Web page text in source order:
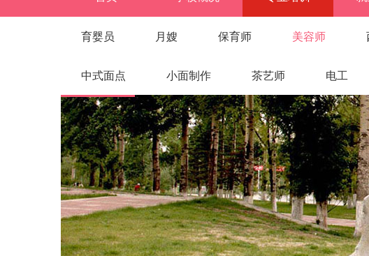
育婴员 月嫂 保育师 美容师
中式面点 小面制作 茶艺师 电工